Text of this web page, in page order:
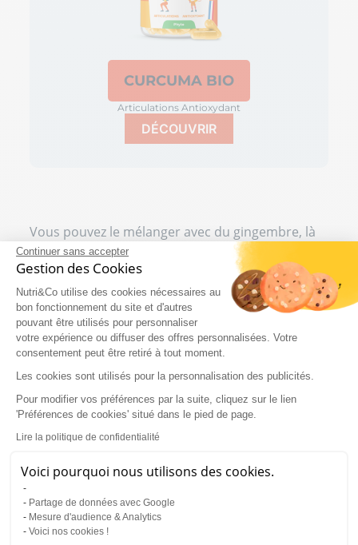
Continuer sans accepter
Gestion des Cookies
Nutri&Co utilise des cookies nécessaires au
bon fonctionnement du site et d'autres
pouvant être utilisés pour personnaliser
votre expérience ou diffuser des offres personnalisées. Votre
consentement peut être retiré à tout moment.
Les cookies sont utilisés pour la personnalisation des publicités.
Pour modifier vos préférences par la suite, cliquez sur le lien
'Préférences de cookies' situé dans le pied de page.
Lire la politique de confidentialité
Voici pourquoi nous utilisons des cookies.
Partage de données avec Google
Mesure d'audience & Analytics
Voici nos cookies !
CURCUMA BIO
Articulations Antioxydant
DÉCOUVRIR
Vous pouvez le mélanger avec du gingembre, là
aussi frais ou en poudre, un autre rhizome aux
nombreuses vertus digestives. À noter que le
aura plutôt une action sur
la digestion. Si vous voulez profiter pleinement
des bienfaits du curcuma, vous pouvez choisir
l’aide d’un complément alimentaire.
Faire une cure de curcuma en
Pour réaliser votre cure, choisissez de
préférence l’utilisation de curcumine à haute
une formule idéale qui vous facilitera la prise au
quotidien. Notre extrait de curcuma bio a été
choisi pour sa haute absorption. De cette façon,
l’organisme peut acheminer les molécules
actives de la curcumine directement là où il en a